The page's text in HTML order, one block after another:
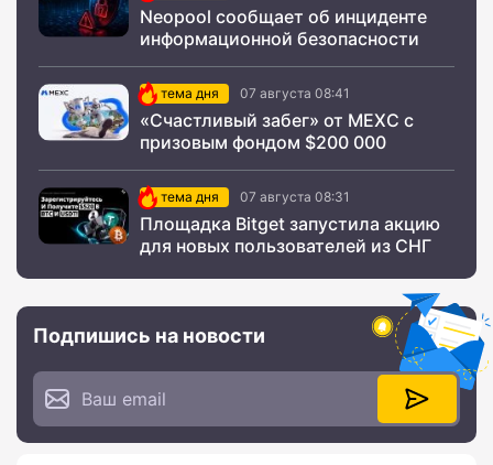
Neopool сообщает об инциденте
информационной безопасности
тема дня 07 августа 08:41
«Счастливый забег» от MEXC с
призовым фондом $200 000
тема дня 07 августа 08:31
Площадка Bitget запустила акцию
для новых пользователей из СНГ
Подпишись на новости